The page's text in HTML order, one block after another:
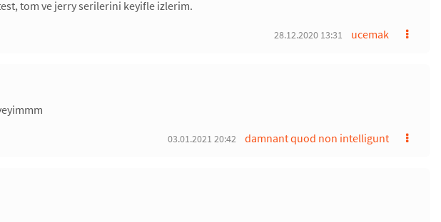
tom ve jerry serilerini keyifle izlerim.
ucemak
28.12.2020 13:31
damnant quod non intelligunt
03.01.2021 20:42